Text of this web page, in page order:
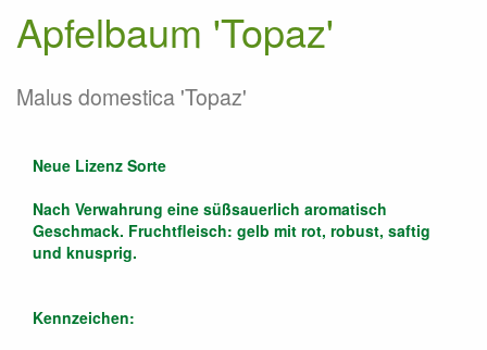
Apfelbaum 'Topaz'
Malus domestica 'Topaz'
Neue Lizenz Sorte
Nach Verwahrung eine süßsauerlich aromatisch
Geschmack. Fruchtfleisch: gelb mit rot, robust, saftig
und knusprig.
Kennzeichen: